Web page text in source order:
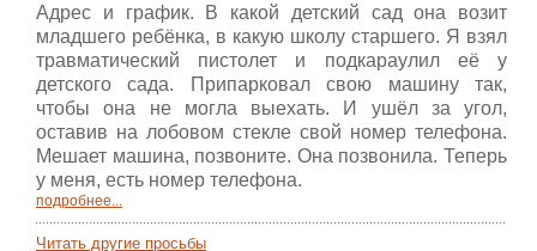
Адрес и график. В какой детский сад она возит
младшего ребёнка, в какую школу старшего. Я взял
травматический пистолет и подкараулил её у
детского сада. Припарковал свою машину так,
чтобы она не могла выехать. И ушёл за угол,
оставив на лобовом стекле свой номер телефона.
Мешает машина, позвоните. Она позвонила. Теперь
у меня, есть номер телефона.
подробнее...
Читать другие просьбы